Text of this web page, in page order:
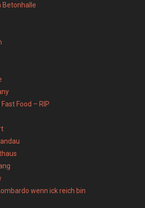
Betonhalle
Food – RIP
wenn ick reich bin